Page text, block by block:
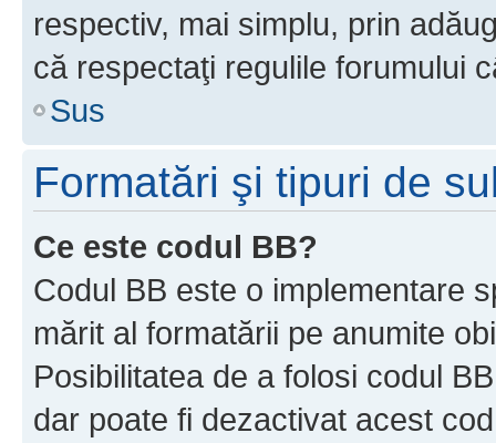
respectiv, mai simplu, prin
că respectaţi regulile forumului
Sus
Formatări şi tipuri de
Ce este codul BB?
Codul BB este o implementare
mărit al formatării pe anumite
Posibilitatea de a folosi codul
dar poate fi dezactivat acest